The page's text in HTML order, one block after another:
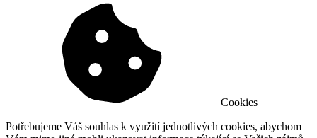
Cookies
Potřebujeme Váš souhlas k využití jednotlivých cookies, abychom